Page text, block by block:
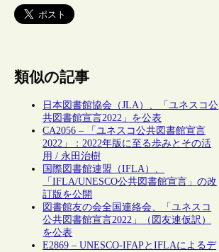
類似の記事
日本図書館協会（JLA）、「ユネスコ公
共図書館宣言2022」を公表
CA2056 – 「ユネスコ公共図書館宣言
2022」：2022年版に至る歩みとその活
用 / 永田治樹
国際図書館連盟（IFLA）、
「IFLA/UNESCO公共図書館宣言」の改
訂版を公開
図書館友の会全国連絡会、「ユネスコ
公共図書館宣言2022」（図友連仮訳）
を公表
E2869 – UNESCO-IFAPとIFLAによるデ